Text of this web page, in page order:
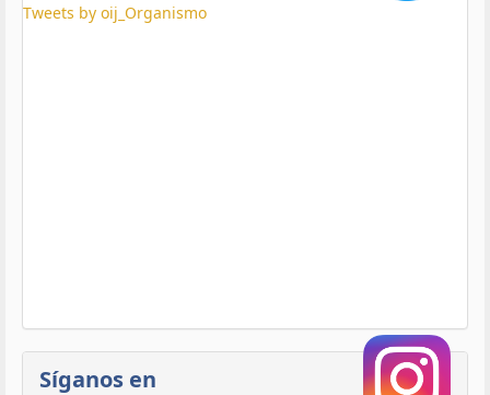
Tweets by oij_Organismo
Síganos en